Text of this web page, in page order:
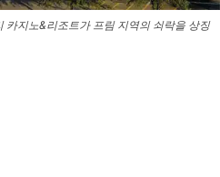
카지노&리조트가 프림 지역의 쇠락을 상징